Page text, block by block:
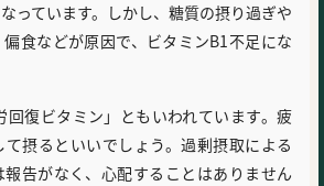
っています。しかし、糖質の摂り過ぎや
食などが原因で、ビタミンB1不足にな
回復ビタミン」ともいわれています。疲
摂るといいでしょう。過剰摂取による
告がなく、心配することはありません